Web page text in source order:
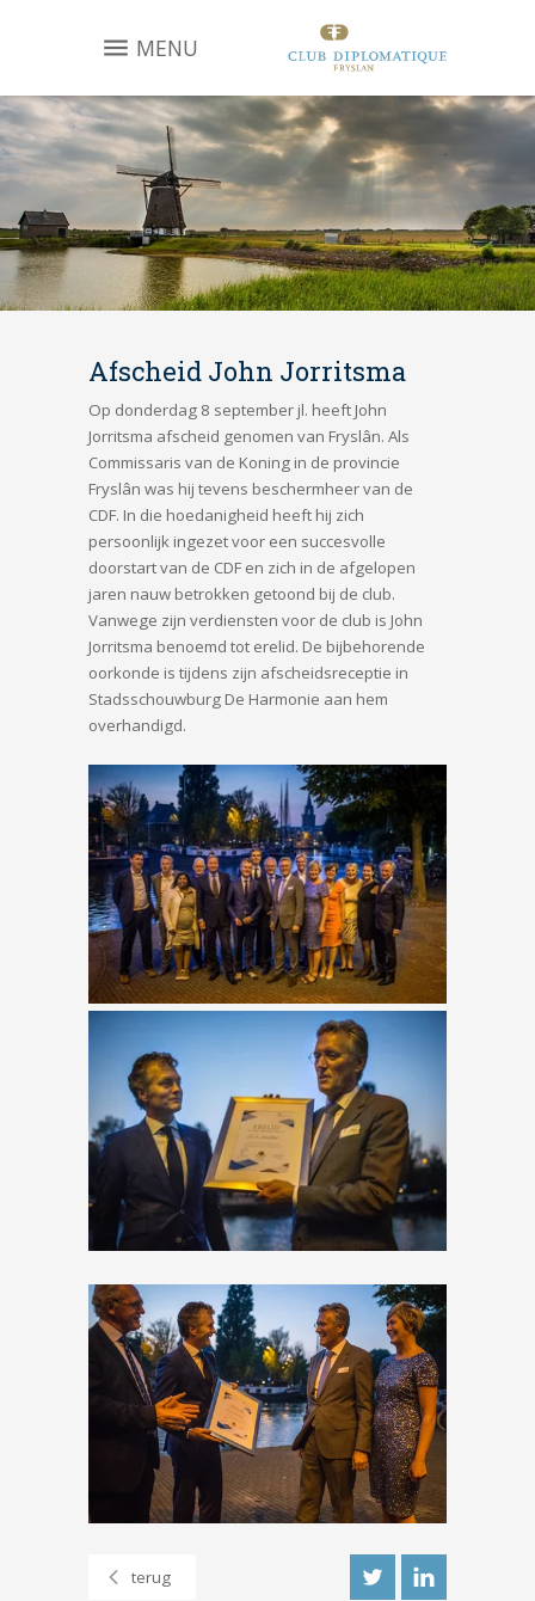
MENU
Afscheid John Jorritsma
Op donderdag 8 september jl. heeft John
Jorritsma afscheid genomen van Fryslân. Als
Commissaris van de Koning in de provincie
Fryslân was hij tevens beschermheer van de
CDF. In die hoedanigheid heeft hij zich
persoonlijk ingezet voor een succesvolle
doorstart van de CDF en zich in de afgelopen
jaren nauw betrokken getoond bij de club.
Vanwege zijn verdiensten voor de club is John
Jorritsma benoemd tot erelid. De bijbehorende
oorkonde is tijdens zijn afscheidsreceptie in
Stadsschouwburg De Harmonie aan hem
overhandigd.
terug